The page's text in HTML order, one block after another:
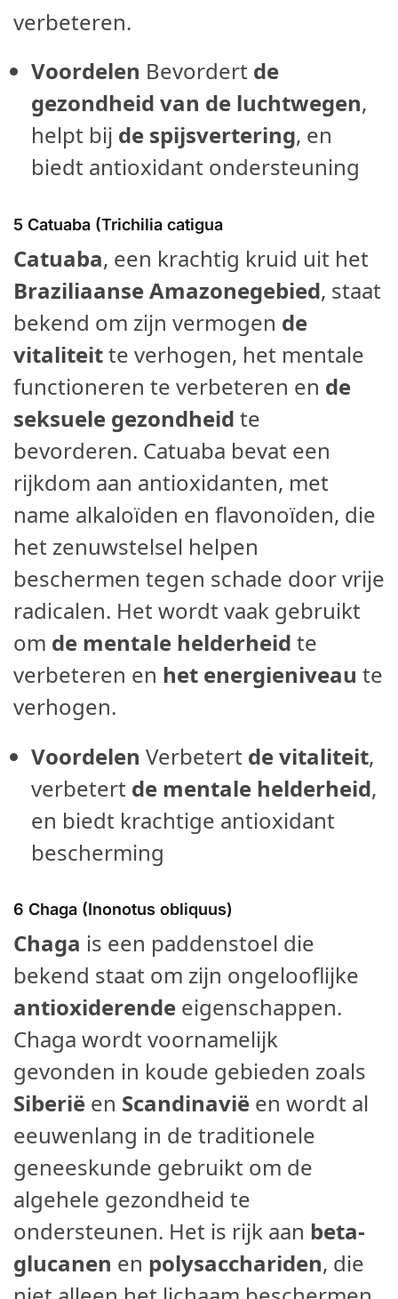
verbeteren.
Voordelen Bevordert de
gezondheid van de luchtwegen,
helpt bij de spijsvertering, en
biedt antioxidant ondersteuning
5 Catuaba (Trichilia catigua
Catuaba, een krachtig kruid uit het
Braziliaanse Amazonegebied, staat
bekend om zijn vermogen de
vitaliteitte verhogen, het mentale
functioneren te verbeteren en de
seksuele gezondheid te
bevorderen. Catuaba bevat een
rijkdom aan antioxidanten, met
name alkaloïden en flavonoïden, die
het zenuwstelsel helpen
beschermen tegen schade door vrije
radicalen. Het wordt vaak gebruikt
om de mentale helderheid te
verbeteren en het energieniveau te
verhogen.
Voordelen Verbetert de vitaliteit,
verbetert de mentale helderheid,
en biedt krachtige antioxidant
bescherming
6 Chaga (Inonotus obliquus)
Chaga is een paddenstoel die
bekend staat om zijn ongelooflijke
antioxiderende eigenschappen.
Chaga wordt voornamelijk
gevonden in koude gebieden zoals
Siberië en Scandinavië en wordt al
eeuwenlang in de traditionele
geneeskunde gebruikt om de
algehele gezondheid te
ondersteunen. Het is rijk aan beta-
glucanen en polysacchariden, die